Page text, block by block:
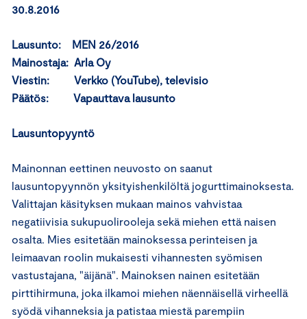
30.8.2016
Lausunto: MEN 26/2016
Mainostaja: Arla Oy
Viestin: Verkko (YouTube), televisio
Päätös: Vapauttava lausunto
Lausuntopyyntö
Mainonnan eettinen neuvosto on saanut
lausuntopyynnön yksityishenkilöltä jogurttimainoksesta.
Valittajan käsityksen mukaan mainos vahvistaa
negatiivisia sukupuolirooleja sekä miehen että naisen
osalta. Mies esitetään mainoksessa perinteisen ja
leimaavan roolin mukaisesti vihannesten syömisen
vastustajana, "äijänä". Mainoksen nainen esitetään
pirttihirmuna, joka ilkamoi miehen näennäisellä virheellä
syödä vihanneksia ja patistaa miestä parempiin